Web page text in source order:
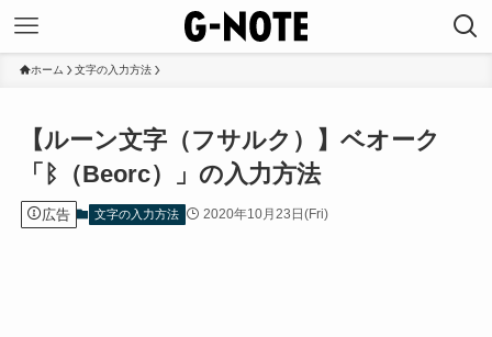
ホーム 文字の入力方法
【ルーン文字（フサルク）】ベオーク
「ᛒ（Beorc）」の入力方法
広告 文字の入力方法 2020年10月23日(Fri)